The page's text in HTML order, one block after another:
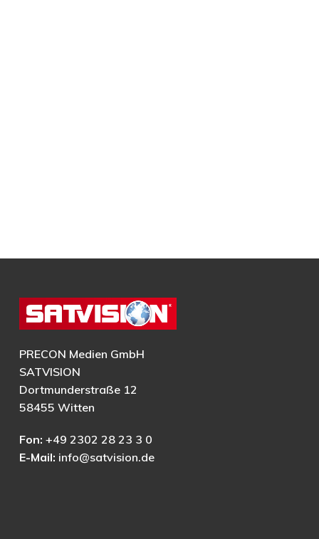
PRECON Medien GmbH
SATVISION
Dortmunderstraße 12
58455 Witten
Fon: +49 2302 28 23 3 0
E-Mail: info@satvision.de